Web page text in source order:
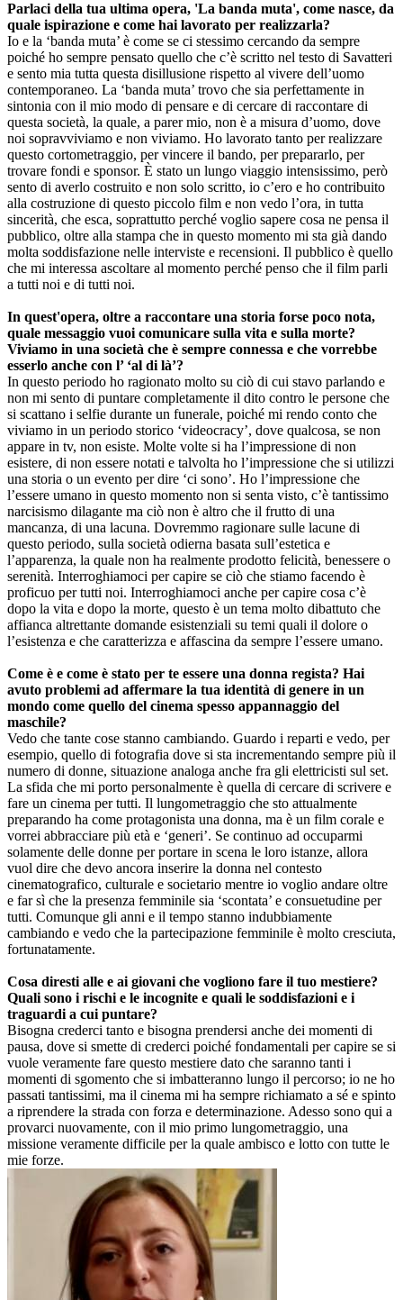
Parlaci della tua ultima opera, 'La banda muta', come nasce, da
quale ispirazione e come hai lavorato per realizzarla?
Io e la ‘banda muta’ è come se ci stessimo cercando da sempre
poiché ho sempre pensato quello che c’è scritto nel testo di Savatteri
e sento mia tutta questa disillusione rispetto al vivere dell’uomo
contemporaneo. La ‘banda muta’ trovo che sia perfettamente in
sintonia con il mio modo di pensare e di cercare di raccontare di
questa società, la quale, a parer mio, non è a misura d’uomo, dove
noi sopravviviamo e non viviamo. Ho lavorato tanto per realizzare
questo cortometraggio, per vincere il bando, per prepararlo, per
trovare fondi e sponsor. È stato un lungo viaggio intensissimo, però
sento di averlo costruito e non solo scritto, io c’ero e ho contribuito
alla costruzione di questo piccolo film e non vedo l’ora, in tutta
sincerità, che esca, soprattutto perché voglio sapere cosa ne pensa il
pubblico, oltre alla stampa che in questo momento mi sta già dando
molta soddisfazione nelle interviste e recensioni. Il pubblico è quello
che mi interessa ascoltare al momento perché penso che il film parli
a tutti noi e di tutti noi.
In quest'opera, oltre a raccontare una storia forse poco nota,
quale messaggio vuoi comunicare sulla vita e sulla morte?
Viviamo in una società che è sempre connessa e che vorrebbe
esserlo anche con l’ ‘al di là’?
In questo periodo ho ragionato molto su ciò di cui stavo parlando e
non mi sento di puntare completamente il dito contro le persone che
si scattano i selfie durante un funerale, poiché mi rendo conto che
viviamo in un periodo storico ‘videocracy’, dove qualcosa, se non
appare in tv, non esiste. Molte volte si ha l’impressione di non
esistere, di non essere notati e talvolta ho l’impressione che si utilizzi
una storia o un evento per dire ‘ci sono’. Ho l’impressione che
l’essere umano in questo momento non si senta visto, c’è tantissimo
narcisismo dilagante ma ciò non è altro che il frutto di una
mancanza, di una lacuna. Dovremmo ragionare sulle lacune di
questo periodo, sulla società odierna basata sull’estetica e
l’apparenza, la quale non ha realmente prodotto felicità, benessere o
serenità. Interroghiamoci per capire se ciò che stiamo facendo è
proficuo per tutti noi. Interroghiamoci anche per capire cosa c’è
dopo la vita e dopo la morte, questo è un tema molto dibattuto che
affianca altrettante domande esistenziali su temi quali il dolore o
l’esistenza e che caratterizza e affascina da sempre l’essere umano.
Come è e come è stato per te essere una donna regista? Hai
avuto problemi ad affermare la tua identità di genere in un
mondo come quello del cinema spesso appannaggio del
maschile?
Vedo che tante cose stanno cambiando. Guardo i reparti e vedo, per
esempio, quello di fotografia dove si sta incrementando sempre più il
numero di donne, situazione analoga anche fra gli elettricisti sul set.
La sfida che mi porto personalmente è quella di cercare di scrivere e
fare un cinema per tutti. Il lungometraggio che sto attualmente
preparando ha come protagonista una donna, ma è un film corale e
vorrei abbracciare più età e ‘generi’. Se continuo ad occuparmi
solamente delle donne per portare in scena le loro istanze, allora
vuol dire che devo ancora inserire la donna nel contesto
cinematografico, culturale e societario mentre io voglio andare oltre
e far sì che la presenza femminile sia ‘scontata’ e consuetudine per
tutti. Comunque gli anni e il tempo stanno indubbiamente
cambiando e vedo che la partecipazione femminile è molto cresciuta,
fortunatamente.
Cosa diresti alle e ai giovani che vogliono fare il tuo mestiere?
Quali sono i rischi e le incognite e quali le soddisfazioni e i
traguardi a cui puntare?
Bisogna crederci tanto e bisogna prendersi anche dei momenti di
pausa, dove si smette di crederci poiché fondamentali per capire se si
vuole veramente fare questo mestiere dato che saranno tanti i
momenti di sgomento che si imbatteranno lungo il percorso; io ne ho
passati tantissimi, ma il cinema mi ha sempre richiamato a sé e spinto
a riprendere la strada con forza e determinazione. Adesso sono qui a
provarci nuovamente, con il mio primo lungometraggio, una
missione veramente difficile per la quale ambisco e lotto con tutte le
mie forze.